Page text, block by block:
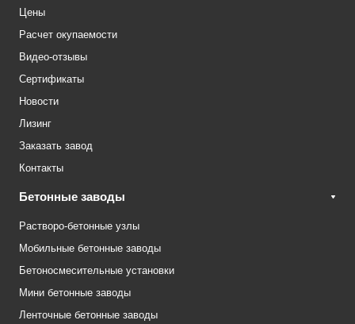
Цены
Расчет окупаемости
Видео-отзывы
Сертификаты
Новости
Лизинг
Заказать завод
Контакты
Бетонные заводы
Растворо-бетонные узлы
Мобильные бетонные заводы
Бетоносмесительные установки
Мини бетонные заводы
Ленточные бетонные заводы